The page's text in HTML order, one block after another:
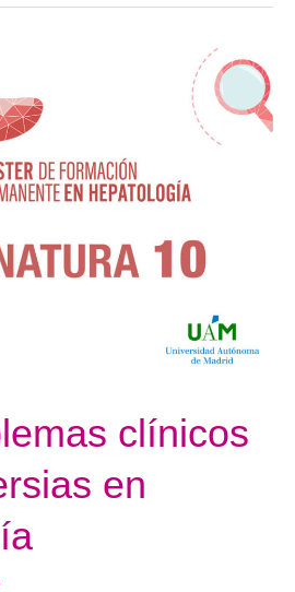
clínicos
en